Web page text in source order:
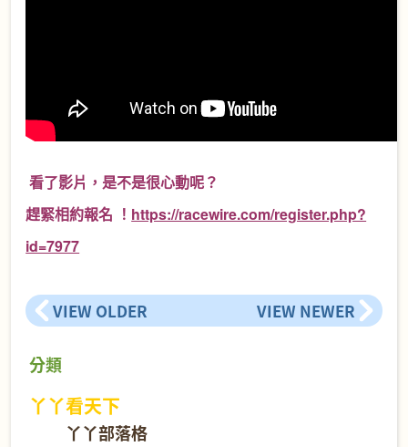
看了影片，是不是很心動呢？
趕緊相約報名 ！ https://racewire.com/register.php?
id=7977
VIEW OLDER VIEW NEWER
分類
丫丫看天下
丫丫部落格